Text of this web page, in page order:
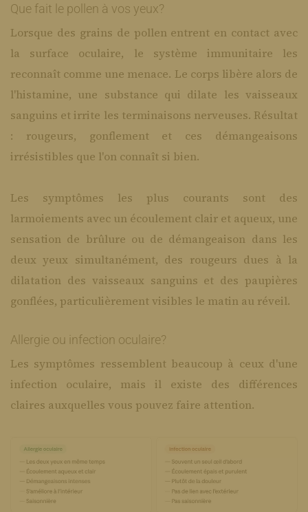
Que fait le pollen à vos yeux?
​Lorsque des grains de pollen entrent en contact avec
la surface oculaire, le système immunitaire les
reconnaît comme une menace. Le corps libère alors de
l'histamine, une substance qui dilate les vaisseaux
sanguins et irrite les terminaisons nerveuses. Résultat
: rougeurs, gonflement et ces démangeaisons
irrésistibles que l'on connaît si bien.
Les symptômes les plus courants sont des
larmoiements avec un écoulement clair et aqueux, une
sensation de brûlure ou de démangeaison dans les
deux yeux simultanément, des rougeurs dues à la
dilatation des vaisseaux sanguins et des paupières
gonflées, particulièrement visibles le matin au réveil.
Allergie ou infection oculaire?
​Les symptômes ressemblent beaucoup à ceux d'une
infection oculaire, mais il existe des différences
claires auxquelles vous pouvez faire attention.